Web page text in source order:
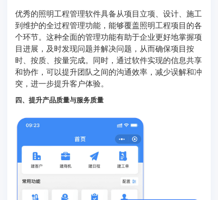
优秀的照明工程管理软件具备从项目立项、设计、施工
到维护的全过程管理功能，能够覆盖照明工程项目的各
个环节。这种全面的管理功能有助于企业更好地掌握项
目进展，及时发现问题并解决问题，从而确保项目按
时、按质、按量完成。同时，通过软件实现的信息共享
和协作，可以提升团队之间的沟通效率，减少误解和冲
突，进一步提升客户体验。
四、提升产品质量与服务质量